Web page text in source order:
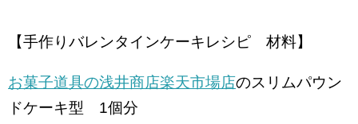
【手作りバレンタインケーキレシピ 材料】
お菓子道具の浅井商店楽天市場店のスリムパウン
ドケーキ型 1個分